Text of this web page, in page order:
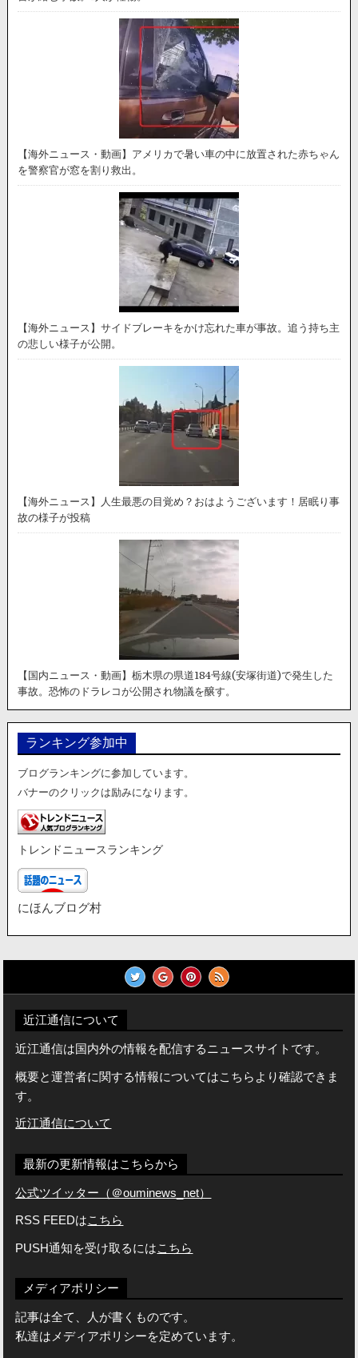
【海外ニュース・動画】アメリカで暑い車の中に放置された赤ちゃん
を警察官が窓を割り救出。
【海外ニュース】サイドブレーキをかけ忘れた車が事故。追う持ち主
の悲しい様子が公開。
【海外ニュース】人生最悪の目覚め？おはようございます！居眠り事
故の様子が投稿
【国内ニュース・動画】栃木県の県道184号線(安塚街道)で発生した
事故。恐怖のドラレコが公開され物議を醸す。
ランキング参加中
ブログランキングに参加しています。
バナーのクリックは励みになります。
トレンドニュースランキング
にほんブログ村
近江通信について
近江通信は国内外の情報を配信するニュースサイトです。
概要と運営者に関する情報についてはこちらより確認できま
す。
近江通信について
最新の更新情報はこちらから
公式ツイッター（＠ouminews_net）
RSS FEEDはこちら
PUSH通知を受け取るにはこちら
メディアポリシー
記事は全て、人が書くものです。
私達はメディアポリシーを定めています。